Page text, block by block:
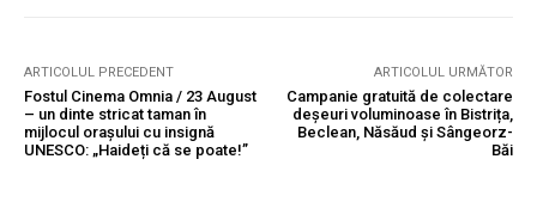
ARTICOLUL PRECEDENT
Fostul Cinema Omnia / 23 August
– un dinte stricat taman în
mijlocul orașului cu insignă
UNESCO: „Haideți că se poate!”
ARTICOLUL URMĂTOR
Campanie gratuită de colectare
deșeuri voluminoase în Bistrița,
Beclean, Năsăud și Sângeorz-
Băi